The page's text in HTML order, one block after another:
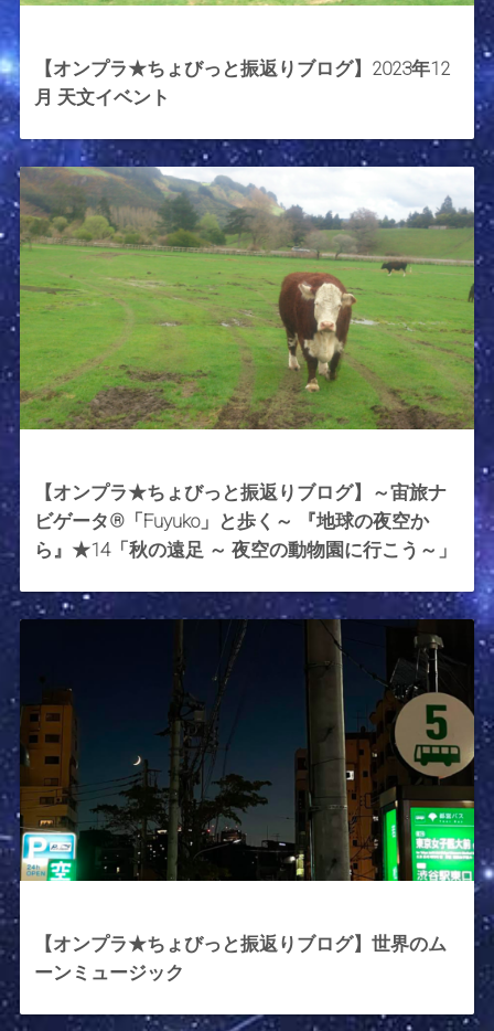
【オンプラ★ちょびっと振返りブログ】2023年12
月 天文イベント
【オンプラ★ちょびっと振返りブログ】～宙旅ナ
ビゲータ®︎「Fuyuko」と歩く～ 『地球の夜空か
ら』★14「秋の遠足 ～ 夜空の動物園に行こう～」
【オンプラ★ちょびっと振返りブログ】世界のム
ーンミュージック